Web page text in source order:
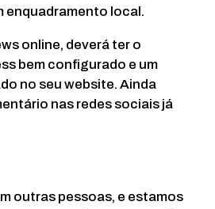
enquadramento local.
online, deverá ter o
bem configurado e um
no seu website. Ainda
nas redes sociais já
outras pessoas, e estamos